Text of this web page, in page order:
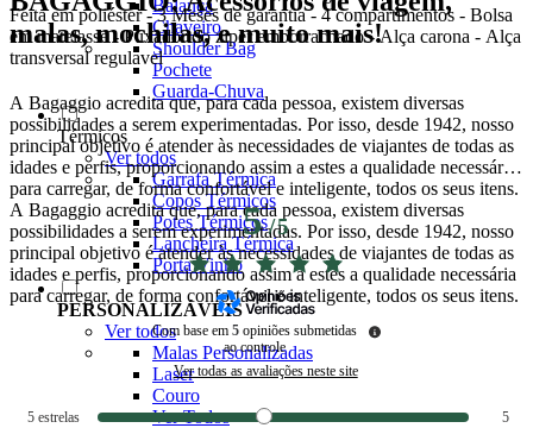
Balança
Chaveiro
Shoulder Bag
Pochete
Guarda-Chuva
Térmicos
Ver todos
Garrafa Térmica
Copos Térmicos
Potes Térmicos
Lancheira Térmica
Porta Vinho
PERSONALIZÁVEIS
Ver todos
Malas Personalizadas
Laser
Couro
Ver Todos
Feita em poliéster - 3 Meses de garantia - 4 compartimentos - Bolsa
em matelasse - Puxador do ziper emborrachado - Alça carona - Alça
transversal regulavel
malas, mochilas, e muito mais!
A Bagaggio acredita que, para cada pessoa, existem diversas
possibilidades a serem experimentadas. Por isso, desde 1942, nosso
principal objetivo é atender às necessidades de viajantes de todas as
idades e perfis, proporcionando assim a estes a qualidade necessária
para carregar, de forma confortável e inteligente, todos os seus itens.
A Bagaggio acredita que, para cada pessoa, existem diversas
possibilidades a serem experimentadas. Por isso, desde 1942, nosso
principal objetivo é atender às necessidades de viajantes de todas as
idades e perfis, proporcionando assim a estes a qualidade necessária
para carregar, de forma confortável e inteligente, todos os seus itens.
5/5
Com base em5 opiniões submetidas
ao controle
Ver todas as avaliações neste site
5 estrelas
5